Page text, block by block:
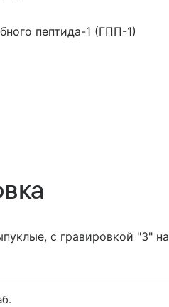
пептида-1 (ГПП-1)
с гравировкой "3" на